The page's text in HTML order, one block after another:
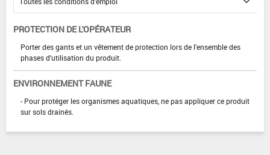
PROTECTION DE L'OPÉRATEUR
Porter des gants et un vêtement de protection lors de l'ensemble des
phases d'utilisation du produit.
ENVIRONNEMENT FAUNE
- Pour protéger les organismes aquatiques, ne pas appliquer ce produit
sur sols drainés.